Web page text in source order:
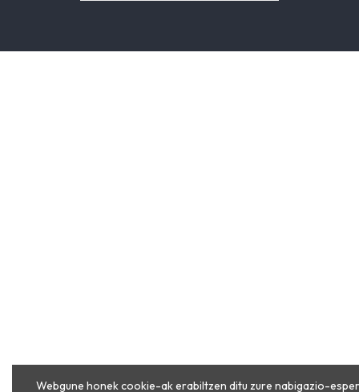
Webgune honek cookie-ak erabiltzen ditu zure nabigazio-